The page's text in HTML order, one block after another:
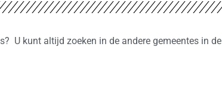
U kunt altijd zoeken in de andere gemeentes in de